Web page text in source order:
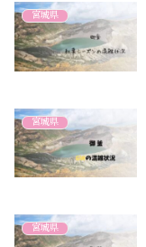
宮城県
宮城県
宮城県